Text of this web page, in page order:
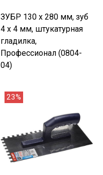
ЗУБР 130 х 280 мм, зуб
4 х 4 мм, штукатурная
гладилка,
Профессионал (0804-
04)
23%